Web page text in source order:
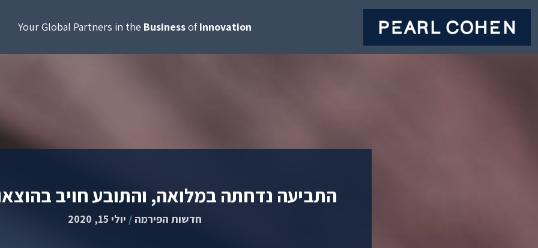
Your Global Partners in the BusinessofInnovation
התביעה נדחתה במלואה, והתובע חויב
חדשות הפירמה / יולי 15, 2020